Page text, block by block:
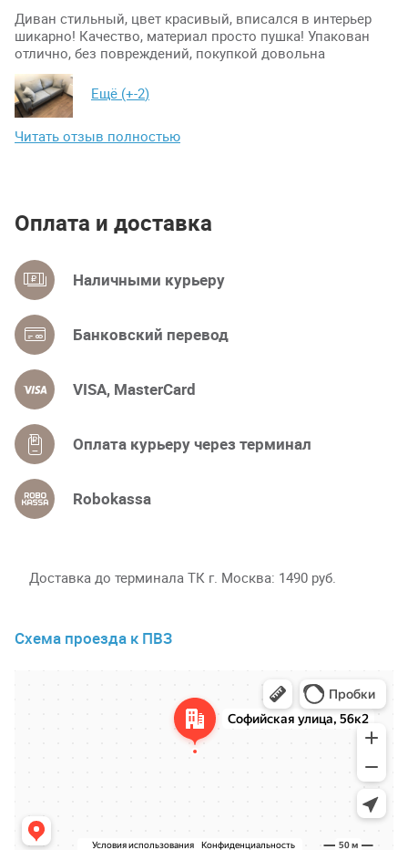
Диван стильный, цвет красивый, вписался в интерьер
шикарно! Качество, материал просто пушка! Упакован
отлично, без повреждений, покупкой довольна
Ещё (+-2)
Читать отзыв полностью
Оплата и доставка
Наличными курьеру
Банковский перевод
VISA, MasterCard
Оплата курьеру через терминал
Robokassa
Доставка до терминала ТК г. Москва 1490 руб.
Схема проезда к ПВЗ